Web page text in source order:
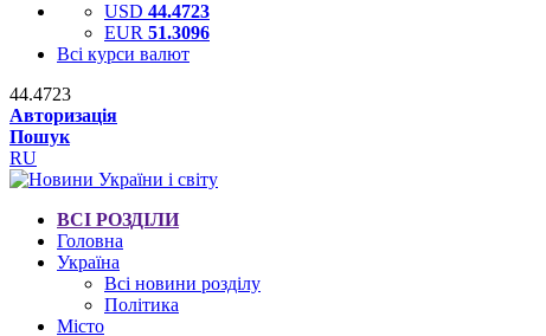
USD 44.4723
EUR 51.3096
Всі курси валют
44.4723
Авторизація
Пошук
RU
ВСІ РОЗДІЛИ
Головна
Україна
Всі новини розділу
Політика
Місто